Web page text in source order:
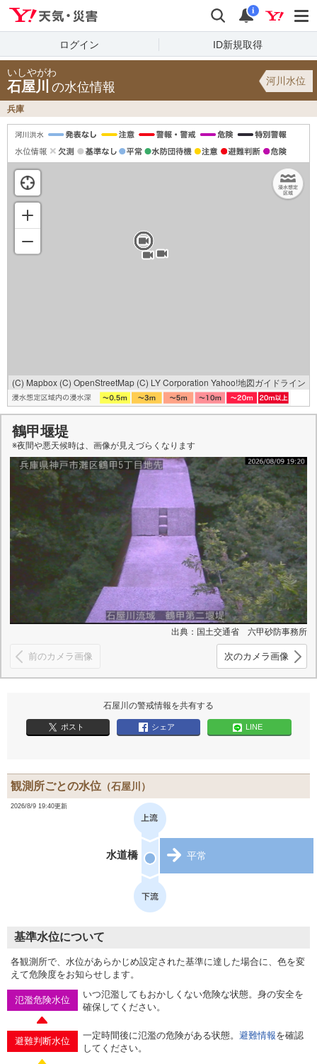
検索 通知
i
ログイン ID新規取得
いしやがわ
石屋川 の水位情報 河川水位
兵庫
(C) Mapbox (C) OpenStreetMap (C) LY Corporation Yahoo!地図ガイドライン
鶴甲堰堤
※夜間や悪天候時は、 画像が見えづらくなります
出典：国土交通省 六甲砂防事務所
前のカメラ画像 次のカメラ画像
石屋川の警戒情報を共有する
ポスト シェア LINE
観測所ごとの水位 （石屋川）
2026/8/9 19:40更新
水道橋 平常
基準水位について
各観測所で、水位があらかじめ設定された基準に達した場合に、色を変
えて危険度をお知らせします。
氾濫危険水位
いつ氾濫してもおかしくない危険な状態。身の安全を
確保してください。
避難判断水位
一定時間後に氾濫の危険がある状態。 避難情報を確認
してください。